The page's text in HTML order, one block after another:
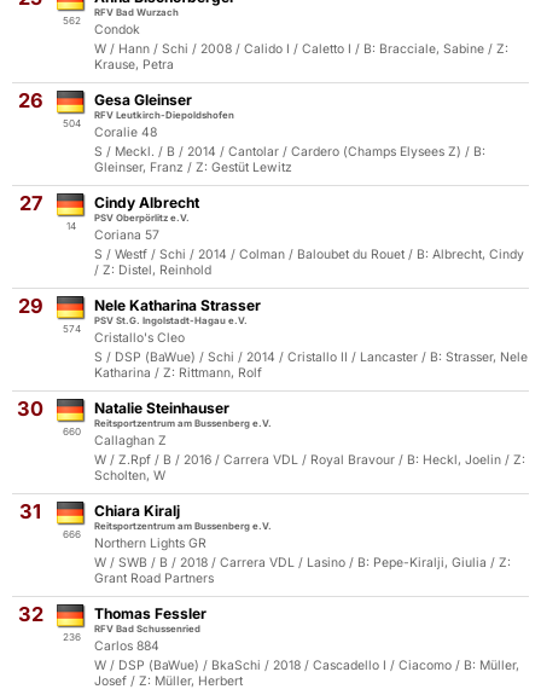
562
RFV Bad Wurzach
Condok
W / Hann / Schi / 2008 / Calido I / Caletto I / B: Bracciale, Sabine / Z:
Krause, Petra
26
504
Gesa Gleinser
RFV Leutkirch-Diepoldshofen
Coralie 48
S / Meckl. / B / 2014 / Cantolar / Cardero (Champs Elysees Z) / B:
Gleinser, Franz / Z: Gestüt Lewitz
27
14
Cindy Albrecht
PSV Oberpörlitz e.V.
Coriana 57
S / Westf / Schi / 2014 / Colman / Baloubet du Rouet / B: Albrecht, Cindy
/ Z: Distel, Reinhold
29
574
Nele Katharina Strasser
PSV St.G. Ingolstadt-Hagau e.V.
Cristallo's Cleo
S / DSP (BaWue) / Schi / 2014 / Cristallo II / Lancaster / B: Strasser, Nele
Katharina / Z: Rittmann, Rolf
30
660
Natalie Steinhauser
Reitsportzentrum am Bussenberg e.V.
Callaghan Z
W / Z.Rpf / B / 2016 / Carrera VDL / Royal Bravour / B: Heckl, Joelin / Z:
Scholten, W
31
666
Chiara Kiralj
Reitsportzentrum am Bussenberg e.V.
Northern Lights GR
W / SWB / B / 2018 / Carrera VDL / Lasino / B: Pepe-Kiralji, Giulia / Z:
Grant Road Partners
32
236
Thomas Fessler
RFV Bad Schussenried
Carlos 884
W / DSP (BaWue) / BkaSchi / 2018 / Cascadello I / Ciacomo / B: Müller,
Josef / Z: Müller, Herbert